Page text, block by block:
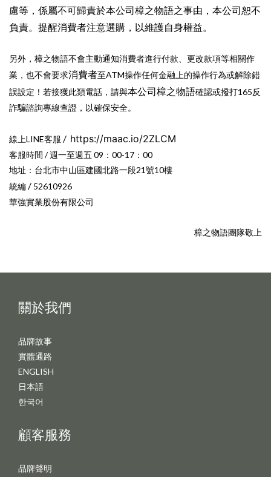
慮等，係屬不可歸責於本公司樟之物語之事由，本公司恕不
負責。提醒消費者注意選購，以維護自身權益。
另外，樟之物語不會主動通知消費者進行付款、更改款項等相關作
業，也不會要求消費者至ATM操作任何金融上的操作行為或解除錯
誤設定！若接獲此類電話，請與本公司樟之物語確認或撥打165反
詐騙諮詢專線查證，以確保安全。
線上LINE客服 / https://maac.io/2ZLCM
客服時間 / 週一至週五 09：00-17：00
地址：台北市中山區建國北路一段21號10樓
統編 / 52610926
華強實業股份有限公司
樟之物語團隊敬上
關於我們
品牌故事
實體通路
ENGLISH
日本語
한국어
顧客服務
品牌聲明